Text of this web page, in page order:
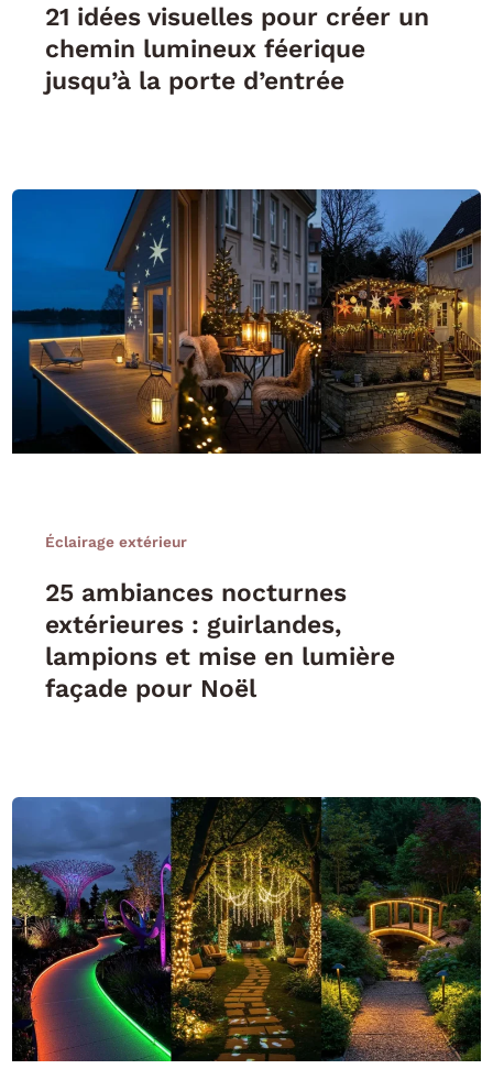
21 idées visuelles pour créer un
chemin lumineux féerique
jusqu’à la porte d’entrée
Éclairage extérieur
25 ambiances nocturnes
extérieures : guirlandes,
lampions et mise en lumière
façade pour Noël